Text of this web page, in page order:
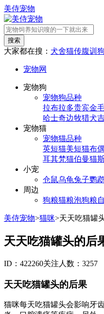
美侍宠物
搜索
大家都在搜： 犬舍猫传腹训狗
宠物网
宠物狗
宠物狗品种
拉布拉多贵宾金
哈士奇边牧猎犬
宠物猫
宠物猫品种
英短猫美短猫布
耳其梵猫伯曼猫
小宠
仓鼠乌龟兔子鹦
周边
狗粮猫粮泡狗粮
美侍宠物>猫咪>天天吃猫罐
天天吃猫罐头的后
ID：422260关注人数：3257
天天吃猫罐头的后果
猫咪每天吃猫罐头会影响牙